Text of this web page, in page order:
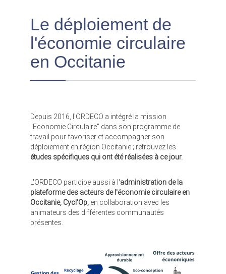
Le déploiement de
l'économie circulaire
en Occitanie
Depuis 2016, l'ORDECO a intégré la mission
"Economie Circulaire" dans son programme de
travail pour favoriser et accompagner son
déploiement en région Occitanie ; retrouvez les
études spécifiques qui ont été réalisées à ce jour.
L'ORDECO participe aussi à l'administration de la
plateforme des acteurs de l'économie circulaire en
Occitanie, Cycl'Op, en collaboration avec les
animateurs des différentes communautés
présentes.